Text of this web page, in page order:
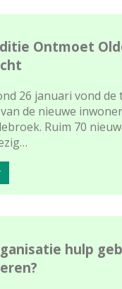
Ontmoet
26 januari vond de
de nieuwe
Ruim 70
hulp